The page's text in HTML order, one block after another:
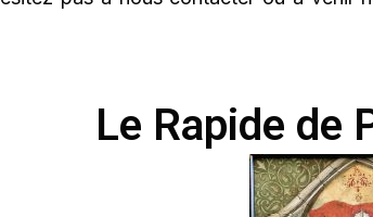
Le Rapide de